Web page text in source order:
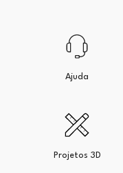
Ajuda
Projetos 3D